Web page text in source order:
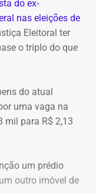
e YouTube do
YouTube do
11 viaturas e
do ex-
nas eleições de
Eleitoral ter
o triplo do que
do atual
uma vaga na
mil para R$ 2,13
um prédio
outro imóvel de